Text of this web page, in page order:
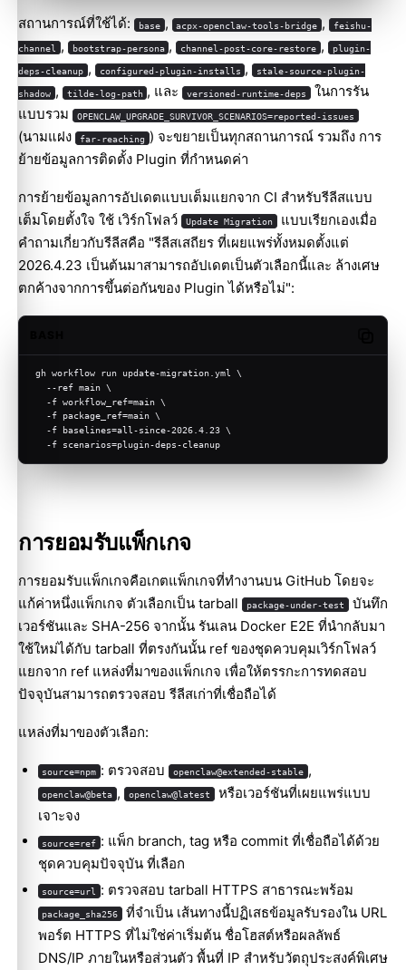
สถานการณ์ที่ใช้ได้: base , acpx-openclaw-tools-bridge , feishu-
channel , bootstrap-persona , channel-post-core-restore , plugin-
deps-cleanup , configured-plugin-installs , stale-source-plugin-
shadow , tilde-log-path , และ versioned-runtime-deps ในการรัน
แบบรวม
OPENCLAW_UPGRADE_SURVIVOR_SCENARIOS=reported-issues
(นามแฝง far-reaching ) จะขยายเป็นทุกสถานการณ์ รวมถึง การ
ย้ายข้อมูลการติดตั้ง Plugin ที่กำหนดค่า
การย้ายข้อมูลการอัปเดตแบบเต็มแยกจาก CI สำหรับรีลีสแบบ
เต็มโดยตั้งใจ ใช้ เวิร์กโฟลว์
Update Migration แบบเรียกเองเมื่อ
คำถามเกี่ยวกับรีลีสคือ "รีลีสเสถียร ที่เผยแพร่ทั้งหมดตั้งแต่
2026.4.23 เป็นต้นมาสามารถอัปเดตเป็นตัวเลือกนี้และ ล้างเศษ
ตกค้างจากการขึ้นต่อกันของ Plugin ได้หรือไม่":
gh workflow run update-migration.yml \
  --ref main \
  -f workflow_ref=main \
  -f package_ref=main \
  -f baselines=all-since-2026.4.23 \
  -f scenarios=plugin-deps-cleanup
การยอมรับแพ็กเกจ
การยอมรับแพ็กเกจคือเกตแพ็กเกจที่ทำงานบน GitHub โดยจะ
แก้ค่าหนึ่งแพ็กเกจ ตัวเลือกเป็น tarball
package-under-test บันทึก
เวอร์ชันและ SHA-256 จากนั้น รันเลน Docker E2E ที่นำกลับมา
ใช้ใหม่ได้กับ tarball ที่ตรงกันนั้น ref ของชุดควบคุมเวิร์กโฟลว์
แยกจาก ref แหล่งที่มาของแพ็กเกจ เพื่อให้ตรรกะการทดสอบ
ปัจจุบันสามารถตรวจสอบ รีลีสเก่าที่เชื่อถือได้
แหล่งที่มาของตัวเลือก:
source=npm : ตรวจสอบ openclaw@extended-stable ,
openclaw@beta , openclaw@latest หรือเวอร์ชันที่เผยแพร่แบบ
เจาะจง
source=ref : แพ็ก branch, tag หรือ commit ที่เชื่อถือได้ด้วย
ชุดควบคุมปัจจุบัน ที่เลือก
source=url : ตรวจสอบ tarball HTTPS สาธารณะพร้อม
package_sha256
ที่จำเป็น เส้นทางนี้ปฏิเสธข้อมูลรับรองใน URL
พอร์ต HTTPS ที่ไม่ใช่ค่าเริ่มต้น ชื่อโฮสต์หรือผลลัพธ์
DNS/IP ภายในหรือส่วนตัว พื้นที่ IP สำหรับวัตถุประสงค์พิเศษ